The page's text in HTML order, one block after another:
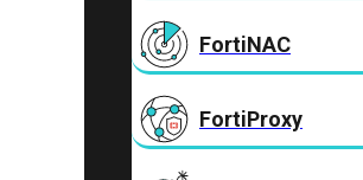
FortiNAC
FortiProxy